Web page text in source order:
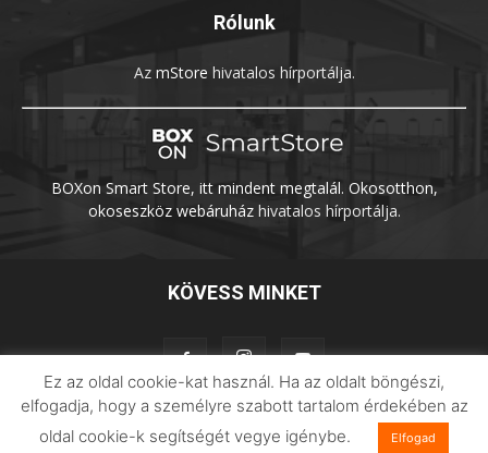
Rólunk
Az mStore hivatalos hírportálja.
BOXon Smart Store, itt mindent megtalál. Okosotthon,
okoseszköz webáruházhivatalos hírportálja.
KÖVESS MINKET
Adatvédelem Impresszum Imilab
Ez az oldal cookie-kat használ. Ha az oldalt böngészi,
elfogadja, hogy a személyre szabott tartalom érdekében az
oldal cookie-k segítségét vegye igénybe.
Elfogad